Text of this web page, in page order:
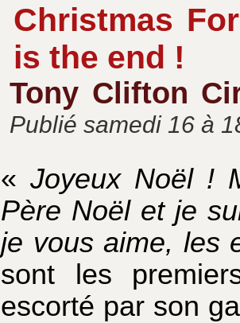
Christmas
is the end !
Tony Clifton
Publié samedi 16 à
«Joyeux Noël !
Père Noël et je
je vous aime, les
sont les
escorté par son